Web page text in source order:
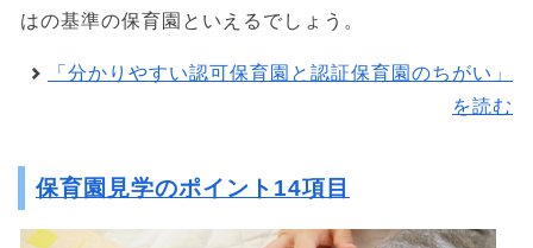
はの基準の保育園といえるでしょう。
「分かりやすい認可保育園と認証保育園のちがい」
を読む
保育園見学のポイント14項目